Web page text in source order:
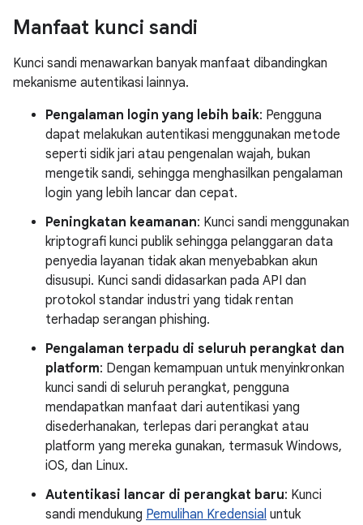
Manfaat kunci sandi
Kunci sandi menawarkan banyak manfaat dibandingkan
mekanisme autentikasi lainnya.
Pengalaman login yang lebih baik: Pengguna
dapat melakukan autentikasi menggunakan metode
seperti sidik jari atau pengenalan wajah, bukan
mengetik sandi, sehingga menghasilkan pengalaman
login yang lebih lancar dan cepat.
Peningkatan keamanan: Kunci sandi menggunakan
kriptografi kunci publik sehingga pelanggaran data
penyedia layanan tidak akan menyebabkan akun
disusupi. Kunci sandi didasarkan pada API dan
protokol standar industri yang tidak rentan
terhadap serangan phishing.
Pengalaman terpadu di seluruh perangkat dan
platform: Dengan kemampuan untuk menyinkronkan
kunci sandi di seluruh perangkat, pengguna
mendapatkan manfaat dari autentikasi yang
disederhanakan, terlepas dari perangkat atau
platform yang mereka gunakan, termasuk Windows,
iOS, dan Linux.
Autentikasi lancar di perangkat baru: Kunci
sandi mendukung Pemulihan Kredensial untuk